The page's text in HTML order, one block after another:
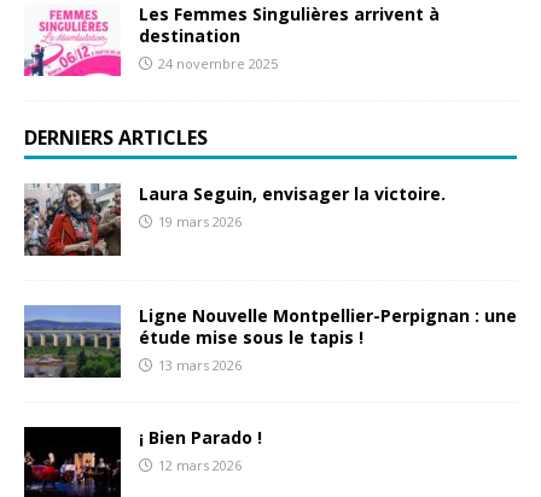
Les Femmes Singulières arrivent à
destination
24 novembre 2025
DERNIERS ARTICLES
Laura Seguin, envisager la victoire.
19 mars 2026
Ligne Nouvelle Montpellier-Perpignan : une
étude mise sous le tapis !
13 mars 2026
¡ Bien Parado !
12 mars 2026